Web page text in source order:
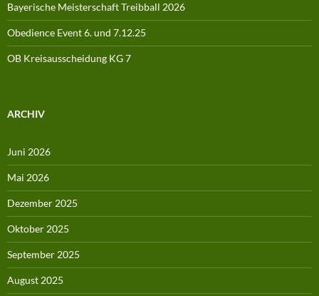
Bayerische Meisterschaft Treibball 2026
Obedience Event 6. und 7.12.25
OB Kreisausscheidung KG 7
ARCHIV
Juni 2026
Mai 2026
Dezember 2025
Oktober 2025
September 2025
August 2025